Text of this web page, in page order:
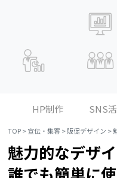
HP制作 SNS
TOP>宣伝・集客 >販促デザイン >
魅力的なデザ
誰でも簡単に